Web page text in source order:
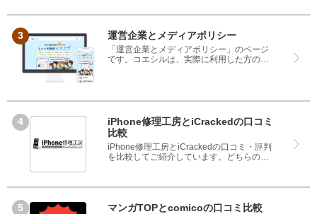
なく、悪い口コミもしっかり掲載している
さい。
運営企業とメディアポリシー
「運営企業とメディアポリシー」のページ
です。コエシルは、実際に利用した方の口
なく、悪い口コミもしっかり掲載している
さい。
iPhone修理工房とiCrackedの口コミ
比較
iPhone修理工房とiCrackedの口コミ・評判
を比較してご紹介しています。どちらのサ
て、iPhone修理工房とiCrackedのどちらを
マンガTOPとcomicoの口コミ比較